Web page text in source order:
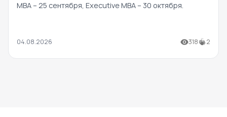
MBA – 25 сентября, Executive MBA – 30 октября.
04.08.2026 318 2